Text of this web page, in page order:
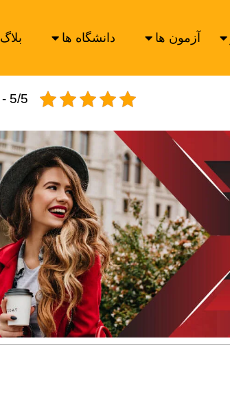
آزمون ها دانشگاه ها بلاگ
5/5 - (1 امتیاز)